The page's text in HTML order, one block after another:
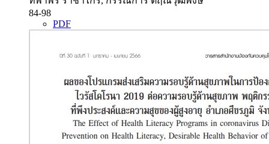
84-98
PDF